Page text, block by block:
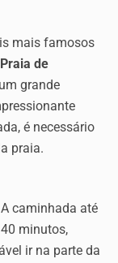
mais famosos
Praia de
grande
é necessário
praia.
caminhada até
minutos,
ir na parte da